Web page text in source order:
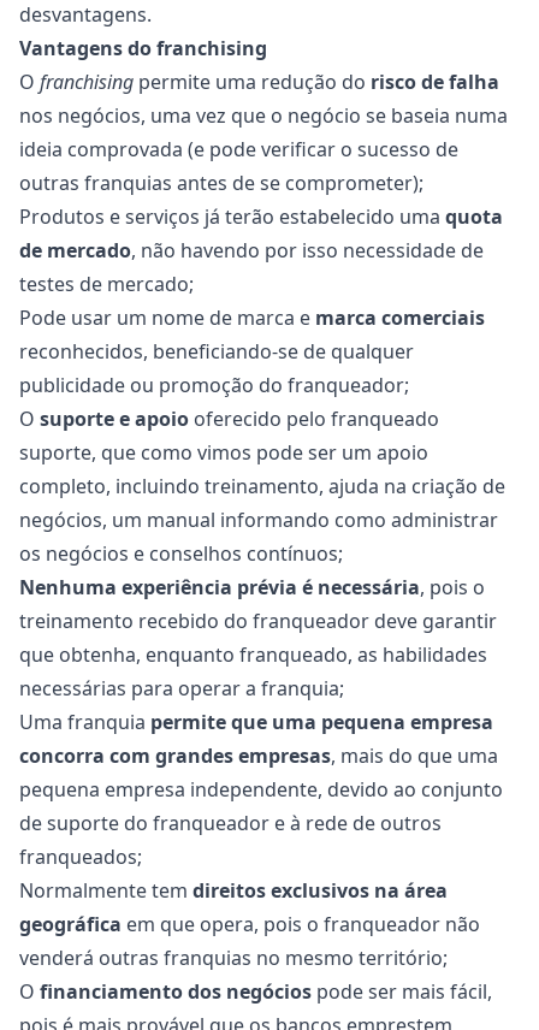
desvantagens.
Vantagens do franchising
O franchising permite uma redução do risco de falha
nos negócios, uma vez que o negócio se baseia numa
ideia comprovada (e pode verificar o sucesso de
outras franquias antes de se comprometer);
Produtos e serviços já terão estabelecido uma quota
de mercado, não havendo por isso necessidade de
testes de mercado;
Pode usar um nome de marca e marca comerciais
reconhecidos, beneficiando-se de qualquer
publicidade ou promoção do franqueador;
O suporte e apoio oferecido pelo franqueado
suporte, que como vimos pode ser um apoio
completo, incluindo treinamento, ajuda na criação de
negócios, um manual informando como administrar
os negócios e conselhos contínuos;
Nenhuma experiência prévia é necessária, pois o
treinamento recebido do franqueador deve garantir
que obtenha, enquanto franqueado, as habilidades
necessárias para operar a franquia;
Uma franquia permite que uma pequena empresa
concorra com grandes empresas, mais do que uma
pequena empresa independente, devido ao conjunto
de suporte do franqueador e à rede de outros
franqueados;
Normalmente tem direitos exclusivos na área
geográfica em que opera, pois o franqueador não
venderá outras franquias no mesmo território;
O financiamento dos negócios pode ser mais fácil,